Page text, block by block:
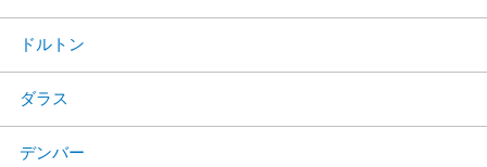
ドルトン
ダラス
デンバー